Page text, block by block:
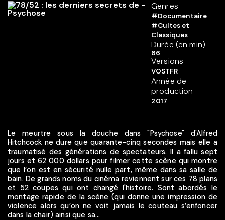
Genres
#Documentaire
#Cultes et
Classiques
Durée (en min)
86
Versions
VOSTFR
Année de
production
2017
Le meurtre sous la douche dans "Psychose" d'Alfred
Hitchcock ne dure que quarante-cinq secondes mais elle a
traumatisé des générations de spectateurs. Il a fallu sept
jours et 62 000 dollars pour filmer cette scène qui montre
que l’on est en sécurité nulle part, même dans sa salle de
bain. De grands noms du cinéma reviennent sur ces 78 plans
et 52 coupes qui ont changé l'histoire. Sont abordés le
montage rapide de la scène (qui donne une impression de
violence alors qu’on ne voit jamais le couteau s’enfoncer
dans la chair) ainsi que sa...